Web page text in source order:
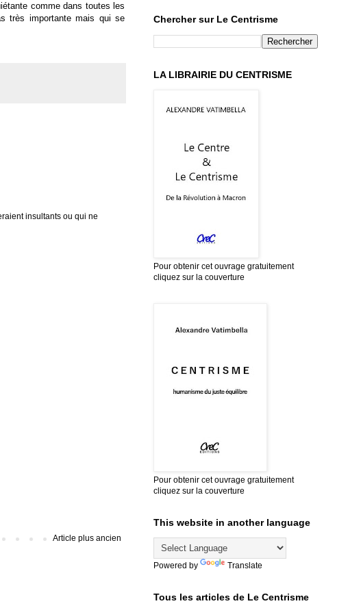
comme dans toutes les
très importante mais qui se
insultants ou qui ne
Article plus ancien
Chercher sur Le Centrisme
LA LIBRAIRIE DU CENTRISME
Pour obtenir cet ouvrage gratuitement
cliquez sur la couverture
Pour obtenir cet ouvrage gratuitement
cliquez sur la couverture
This website in another language
Powered by Translate
Tous les articles de Le Centrisme